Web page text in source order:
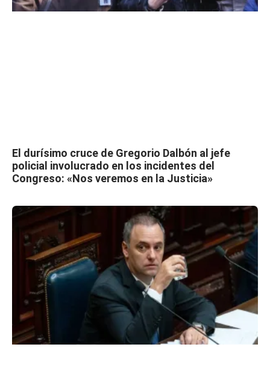
El durísimo cruce de Gregorio Dalbón al jefe
policial involucrado en los incidentes del
Congreso: «Nos veremos en la Justicia»